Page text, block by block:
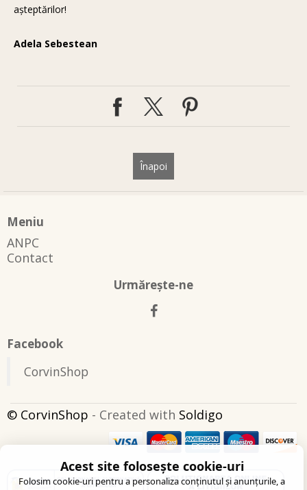
aşteptărilor!
Adela Sebestean
Înapoi
Meniu
ANPC
Contact
Urmăreşte-ne
Facebook
CorvinShop
© CorvinShop - Created with Soldigo
Acest site folosește cookie-uri
Folosim cookie-uri pentru a personaliza conținutul și anunțurile, a